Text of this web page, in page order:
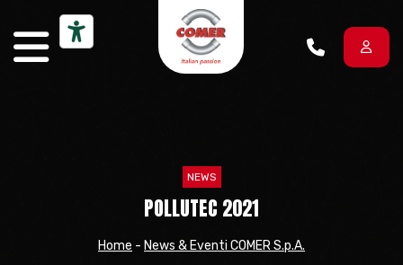
NEWS
POLLUTEC 2021
Home - News & Eventi COMER S.p.A.